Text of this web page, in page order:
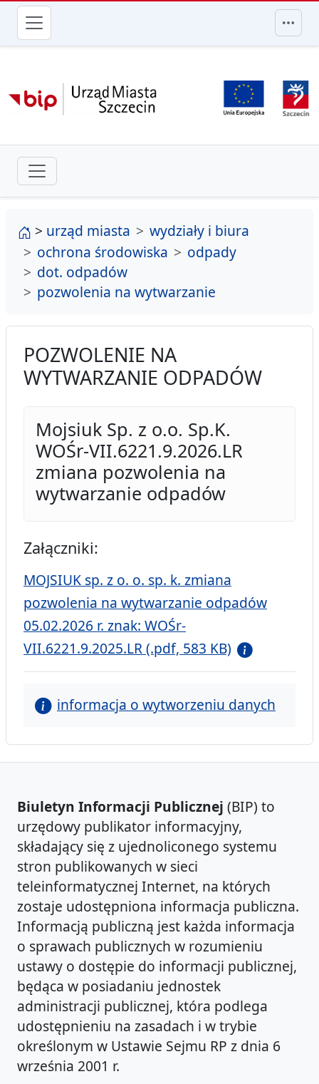
przejdź do głównego menu
strona główna
> urząd miasta
wydziały i biura
ochrona środowiska
odpady
dot. odpadów
pozwolenia na wytwarzanie
POZWOLENIE NA
WYTWARZANIE ODPADÓW
Mojsiuk Sp. z o.o. Sp.K.
WOŚr-VII.6221.9.2026.LR
zmiana pozwolenia na
wytwarzanie odpadów
Załączniki:
MOJSIUK sp. z o. o. sp. k. zmiana
pozwolenia na wytwarzanie odpadów
05.02.2026 r. znak: WOŚr-
VII.6221.9.2025.LR (.pdf, 583 KB)
informacja o wytworzeniu danych
Biuletyn Informacji Publicznej (BIP) to
urzędowy publikator informacyjny,
składający się z ujednoliconego systemu
stron publikowanych w sieci
teleinformatycznej Internet, na których
zostaje udostępniona informacja publiczna.
Informacją publiczną jest każda informacja
o sprawach publicznych w rozumieniu
ustawy o dostępie do informacji publicznej,
będąca w posiadaniu jednostek
administracji publicznej, która podlega
udostępnieniu na zasadach i w trybie
określonym w Ustawie Sejmu RP z dnia 6
września 2001 r.